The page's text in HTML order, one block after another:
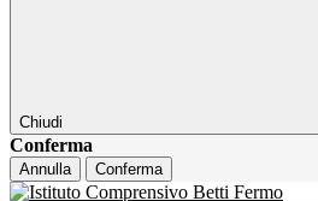
Chiudi
Conferma
Annulla Conferma